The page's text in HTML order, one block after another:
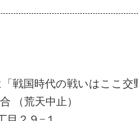
戦国時代の戦いはここ交
（荒天中止）